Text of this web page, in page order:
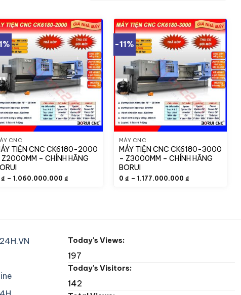
CNC
TIỆN CNC CK6180-2000
Z2000MM – CHÍNH HÃNG
₫ – 1.060.000.000 ₫Khoảng
-11%
MÁY CNC
MÁY TIỆN CNC CK6180-3000
– Z3000MM – CHÍNH HÃNG
BORUI
0 ₫ – 1.177.000.000 ₫Khoảng
Today's Views:
197
Today's Visitors:
142